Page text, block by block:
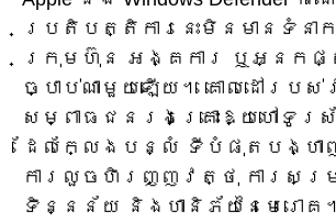
ប្រតិបត្តិការនេះមិនមានទំន
ក្រុមហ៊ុន អង្គការ ឬអ្នកផ្
ច្បាប់ណាមួយឡើយ។ គោលដៅរបស់
សម្ពាធជនរងគ្រោះឱ្យហៅទូរស័
ដែលក្លែងបន្លំ ទីបំផុតបង្ហា
ការលួចហិរញ្ញវត្ថុ ការស
ទិន្នន័យ និងហានិភ័យនៃមេរោគ។